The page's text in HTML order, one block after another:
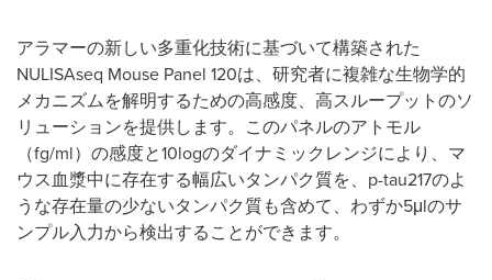
アラマーの新しい多重化技術に基づいて構築された
NULISAseq Mouse Panel 120は、研究者に複雑な生物学的
メカニズムを解明するための高感度、高スループットのソ
リューションを提供します。このパネルのアトモル
（fg/ml）の感度と10logのダイナミックレンジにより、マ
ウス血漿中に存在する幅広いタンパク質を、p-tau217のよ
うな存在量の少ないタンパク質も含めて、わずか5μlのサ
ンプル入力から検出することができます。